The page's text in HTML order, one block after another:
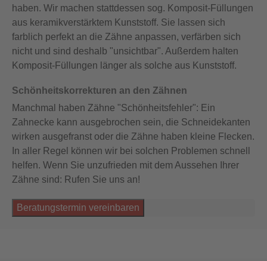
haben. Wir machen stattdessen sog. Komposit-Füllungen
aus keramikverstärktem Kunststoff. Sie lassen sich
farblich perfekt an die Zähne anpassen, verfärben sich
nicht und sind deshalb "unsichtbar". Außerdem halten
Komposit-Füllungen länger als solche aus Kunststoff.
Schönheitskorrekturen an den Zähnen
Manchmal haben Zähne "Schönheitsfehler": Ein
Zahnecke kann ausgebrochen sein, die Schneidekanten
wirken ausgefranst oder die Zähne haben kleine Flecken.
In aller Regel können wir bei solchen Problemen schnell
helfen. Wenn Sie unzufrieden mit dem Aussehen Ihrer
Zähne sind: Rufen Sie uns an!
Beratungstermin vereinbaren